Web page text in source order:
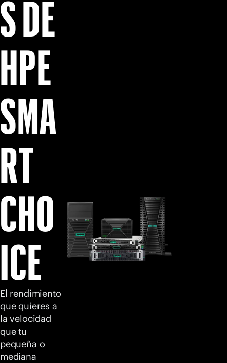
S DE
HPE
SMA
RT
CHO
ICE
El rendimiento
que quieres a
la velocidad
que tu
pequeña o
mediana